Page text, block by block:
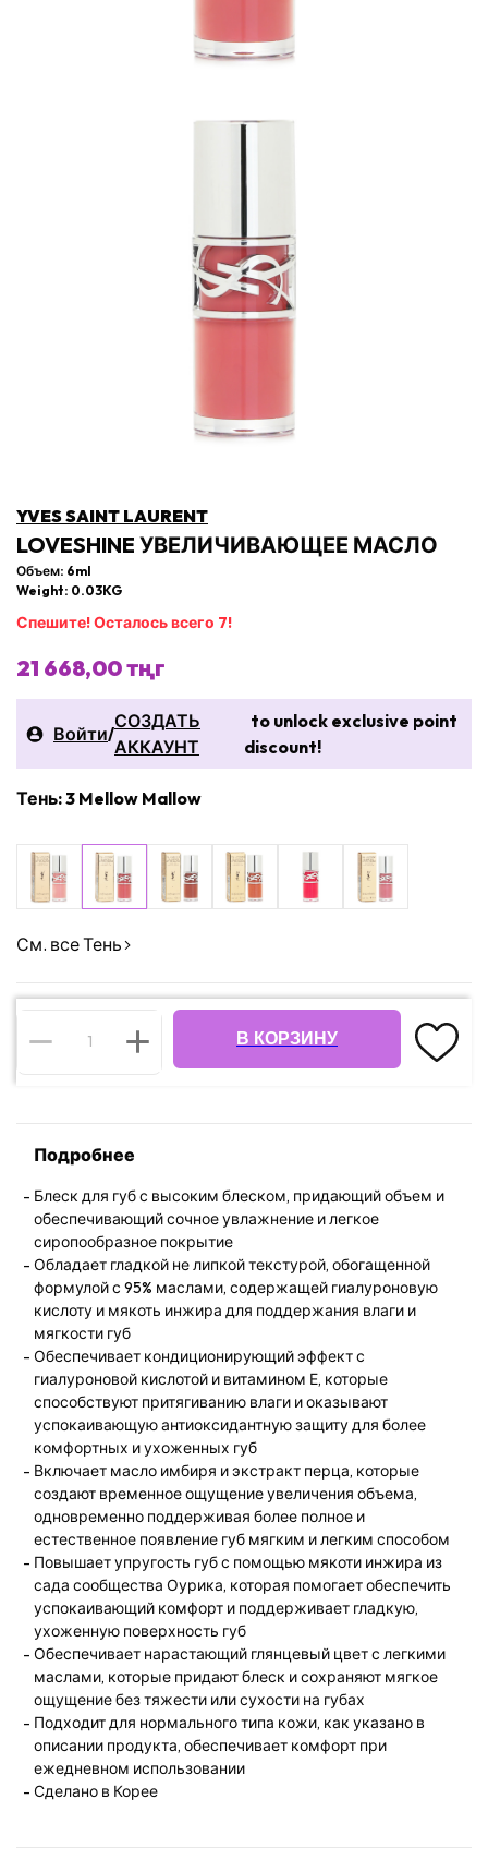
YVES SAINT LAURENT
LOVESHINE УВЕЛИЧИВАЮЩЕЕ МАСЛО
Объем: 6ml
Weight: 0.03KG
Спешите! Осталось всего 7!
21 668,00 тңг
Войти/
СОЗДАТЬ
АККАУНТ
to unlock exclusive point
discount!
Тень: 3 Mellow Mallow
См. все Тень
В КОРЗИНУ
Подробнее
Блеск для губ с высоким блеском, придающий объем и
обеспечивающий сочное увлажнение и легкое
сиропообразное покрытие
Обладает гладкой не липкой текстурой, обогащенной
формулой с 95% маслами, содержащей гиалуроновую
кислоту и мякоть инжира для поддержания влаги и
мягкости губ
Обеспечивает кондиционирующий эффект с
гиалуроновой кислотой и витамином Е, которые
способствуют притягиванию влаги и оказывают
успокаивающую антиоксидантную защиту для более
комфортных и ухоженных губ
Включает масло имбиря и экстракт перца, которые
создают временное ощущение увеличения объема,
одновременно поддерживая более полное и
естественное появление губ мягким и легким способом
Повышает упругость губ с помощью мякоти инжира из
сада сообщества Оурика, которая помогает обеспечить
успокаивающий комфорт и поддерживает гладкую,
ухоженную поверхность губ
Обеспечивает нарастающий глянцевый цвет с легкими
маслами, которые придают блеск и сохраняют мягкое
ощущение без тяжести или сухости на губах
Подходит для нормального типа кожи, как указано в
описании продукта, обеспечивает комфорт при
ежедневном использовании
Сделано в Корее